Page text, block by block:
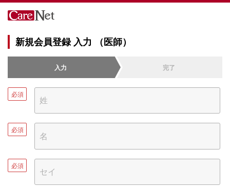
新規会員登録 入力 （医師）
入力 完了
必須
必須
必須